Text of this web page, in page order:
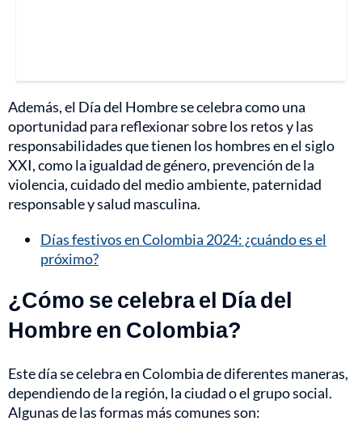
Además, el Día del Hombre se celebra como una
oportunidad para reflexionar sobre los retos y las
responsabilidades que tienen los hombres en el siglo
XXI, como la igualdad de género, prevención de la
violencia, cuidado del medio ambiente, paternidad
responsable y salud masculina.
Días festivos en Colombia 2024: ¿cuándo es el
próximo?
¿Cómo se celebra el Día del
Hombre en Colombia?
Este día se celebra en Colombia de diferentes maneras,
dependiendo de la región, la ciudad o el grupo social.
Algunas de las formas más comunes son: